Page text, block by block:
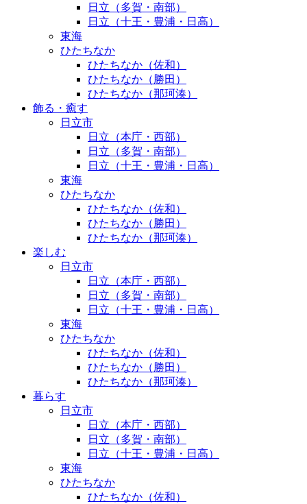
日立（多賀・南部）
日立（十王・豊浦・日高）
東海
ひたちなか
ひたちなか（佐和）
ひたちなか（勝田）
ひたちなか（那珂湊）
飾る・癒す
日立市
日立（本庁・西部）
日立（多賀・南部）
日立（十王・豊浦・日高）
東海
ひたちなか
ひたちなか（佐和）
ひたちなか（勝田）
ひたちなか（那珂湊）
楽しむ
日立市
日立（本庁・西部）
日立（多賀・南部）
日立（十王・豊浦・日高）
東海
ひたちなか
ひたちなか（佐和）
ひたちなか（勝田）
ひたちなか（那珂湊）
暮らす
日立市
日立（本庁・西部）
日立（多賀・南部）
日立（十王・豊浦・日高）
東海
ひたちなか
ひたちなか（佐和）